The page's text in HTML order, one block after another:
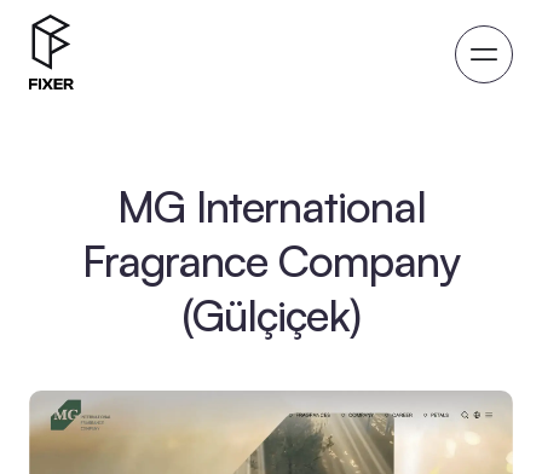
MG International
Fragrance Company
(Gülçiçek)